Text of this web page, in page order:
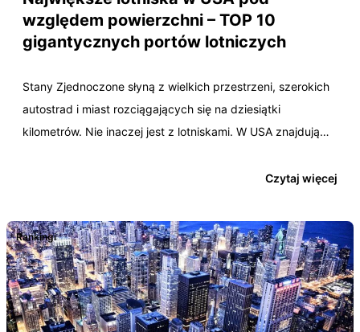
względem powierzchni – TOP 10
gigantycznych portów lotniczych
Stany Zjednoczone słyną z wielkich przestrzeni, szerokich
autostrad i miast rozciągających się na dziesiątki
kilometrów. Nie inaczej jest z lotniskami. W USA znajdują
Czytaj więcej
Rankingi